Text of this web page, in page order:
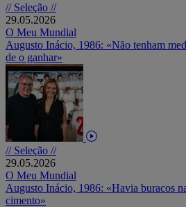
// Seleção //
29.05.2026
O Meu Mundial
Augusto Inácio, 1986: «Não tenham
de o ganhar»
// Seleção //
29.05.2026
O Meu Mundial
Augusto Inácio, 1986: «Havia buracos
cimento»